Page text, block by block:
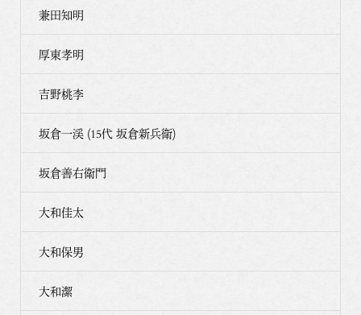
兼田知明
厚東孝明
吉野桃李
坂倉一渓 (15代 坂倉新兵衛)
坂倉善右衛門
大和佳太
大和保男
大和潔